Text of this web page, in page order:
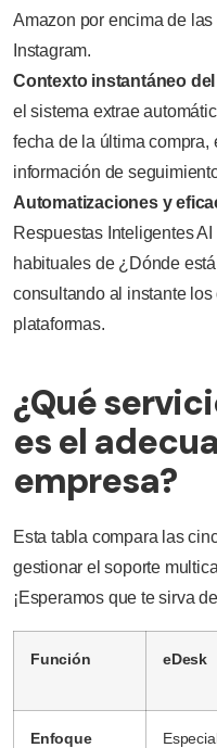
Amazon por encima de
Instagram.
Contexto instantáneo
el sistema extrae
fecha de la última compra,
información de
Automatizaciones y
Respuestas Inteligentes
habituales de ¿Dónde
consultando al instante
plataformas.
¿Qué
es el
empresa?
Esta tabla compara las
gestionar el soporte
¡Esperamos que te sirva
Función eDesk
Enfoque